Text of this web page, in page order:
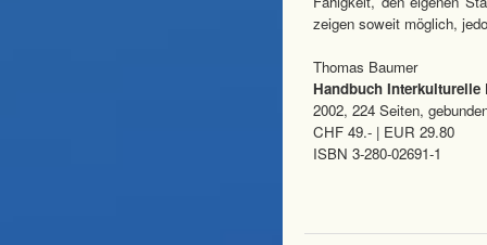
zeigen soweit möglich,
Thomas Baumer
Handbuch Interkulturelle
2002, 224 Seiten,
CHF 49.- | EUR 29.80
ISBN 3-280-02691-1